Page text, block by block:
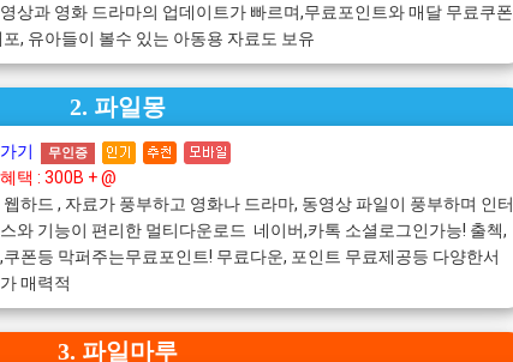
상과 영화 드라마의 업데이트가 빠르며,무료포인트와 매달 무료쿠폰
포, 유아들이 볼수 있는 아동용 자료도 보유
2. 파일몽
기 무인증
택 : 300B + @
웹하드 , 자료가 풍부하고 영화나 드라마, 동영상 파일이 풍부하며 인터
와 기능이 편리한 멀티다운로드 네이버,카톡 소셜로그인가능! 출첵,
쿠폰등 막퍼주는무료포인트! 무료다운, 포인트 무료제공등 다양한서
매력적
3. 파일마루